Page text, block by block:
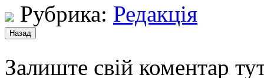
Рубрика: Редакція
Залиште свій коментар